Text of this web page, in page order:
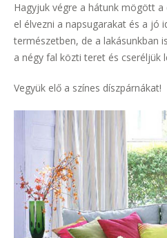
Hagyjuk végre a hátunk mögött
el élvezni a napsugarakat és a jó
természetben, de a lakásunkban
a négy fal közti teret és cseréljük
Vegyük elő a színes díszpárnákat!